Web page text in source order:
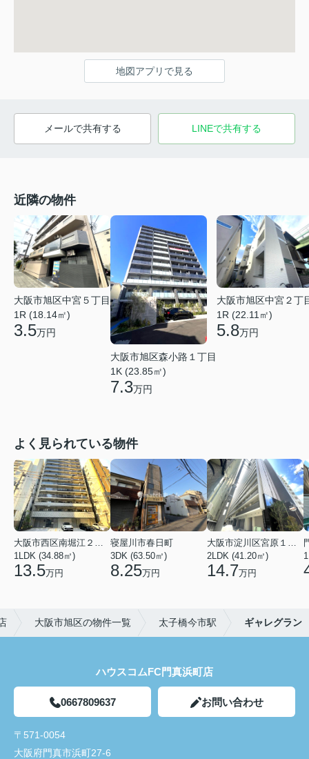
地図アプリで見る
メールで共有する LINEで共有する
近隣の物件
大阪市旭区中宮５丁目
1R (18.14㎡)
3.5万円
大阪市旭区森小路１丁目
1K (23.85㎡)
7.3万円
大阪市旭区中宮２丁
1R (22.11㎡)
5.8万円
よく見られている物件
1LDK (34.88㎡)
13.5万円
寝屋川市春日町
3DK (63.50㎡)
8.25万円
2LDK (41.20㎡)
14.7万円
大阪市旭区の物件一覧 太子橋今市駅 ギャレグラン
ハウスコムFC門真浜町店
0667809637 お問い合わせ
〒571-0054
大阪府門真市浜町27-6